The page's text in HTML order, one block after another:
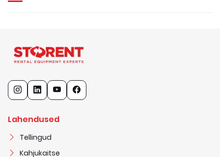
Lahendused
Tellingud
Kahjukaitse